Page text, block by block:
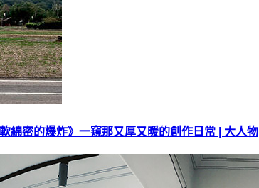
綿密的爆炸》一窺那又厚又暖的創作日常 | 大人物